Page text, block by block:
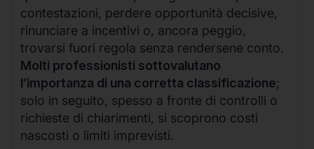
contestazioni, perdere opportunità decisive,
rinunciare a incentivi o, ancora peggio,
trovarsi fuori regola senza rendersene conto.
Molti professionisti sottovalutano
l’importanza di una corretta classificazione;
solo in seguito, spesso a fronte di controlli o
richieste di chiarimenti, si scoprono costi
nascosti o limiti imprevisti.